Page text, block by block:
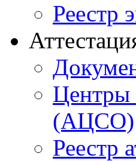
Реестр
Центры
(АЦСО)
Реестр